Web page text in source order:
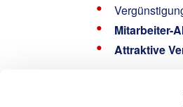
Mitarbeiter-
Attraktive